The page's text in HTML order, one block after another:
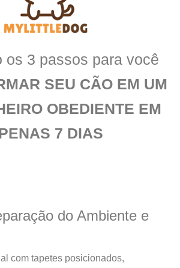
os 3 passos para você
SEU CÃO EM UM
OBEDIENTE EM
7 DIAS
do Ambiente e
com tapetes posicionados,